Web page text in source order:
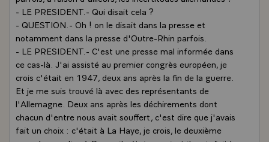
- LE PRESIDENT.- Qui disait cela ?
- QUESTION.- Oh ! on le disait dans la presse et
notamment dans la presse d'Outre-Rhin parfois.
- LE PRESIDENT.- C'est une presse mal informée dans
ce cas-là. J'ai assisté au premier congrès européen, je
crois c'était en 1947, deux ans après la fin de la guerre.
Et je me suis trouvé là avec des représentants de
l'Allemagne. Deux ans après les déchirements dont
chacun d'entre nous avait souffert, c'est dire que j'avais
fait un choix : c'était à La Haye, je crois, le deuxième